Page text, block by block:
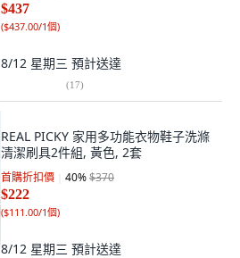
$437
($437.00/1個)
8/12 星期三 預計送達
(17)
REAL PICKY 家用多功能衣物鞋子洗滌
清潔刷具2件組, 黃色, 2套
首購折扣價 40%$370
$222
($111.00/1個)
8/12 星期三 預計送達